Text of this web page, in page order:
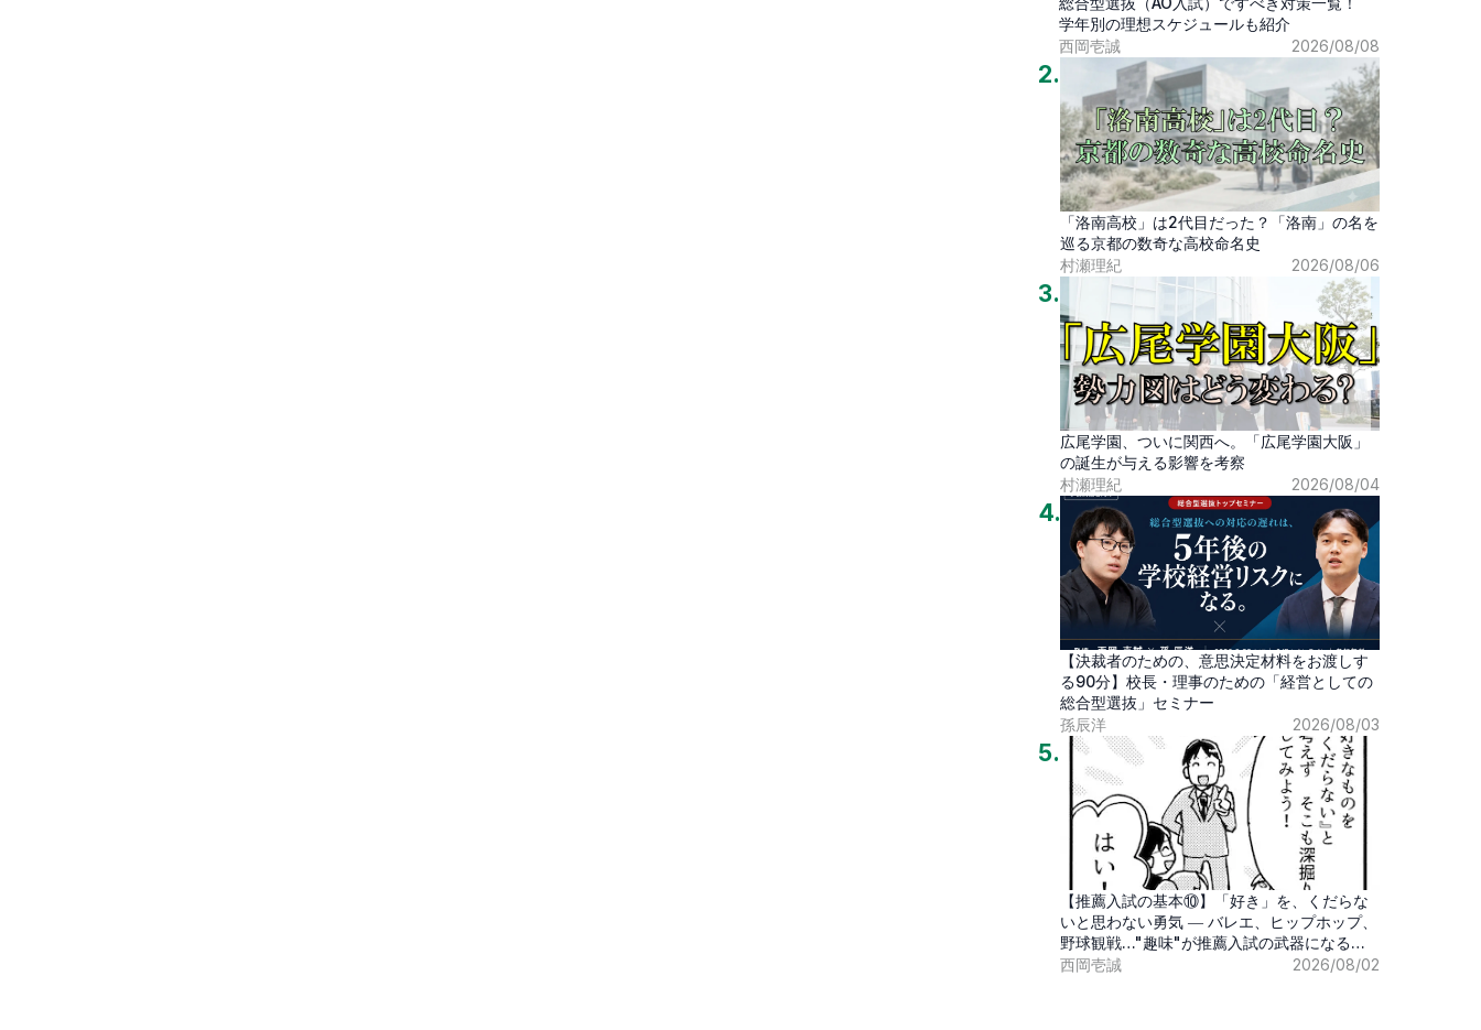
学年別の理想スケジュールも紹介
西岡壱誠
2026/08/08
2.
「洛南高校」は2代目だった？「洛南」の名を
巡る京都の数奇な高校命名史
村瀬理紀
2026/08/06
3.
広尾学園、ついに関西へ。「広尾学園大阪」
の誕生が与える影響を考察
村瀬理紀
2026/08/04
4.
【決裁者のための、意思決定材料をお渡しす
る90分】校長・理事のための「経営としての
総合型選抜」セミナー
孫辰洋
2026/08/03
5.
【推薦入試の基本⑩】「好き」を、くだらな
いと思わない勇気 ― バレエ、ヒップホップ、
野球観戦…"趣味"が推薦入試の武器になる時
代
西岡壱誠 2026/08/02